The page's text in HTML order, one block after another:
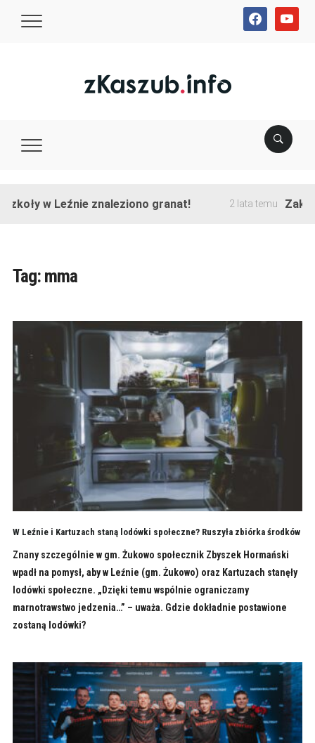
facebookyoutube
w Leźnie znaleziono granat! 2 lata temu
Tag: mma
W Leźnie i Kartuzach staną lodówki społeczne? Ruszyła zbiórka środków
Znany szczególnie w gm. Żukowo społecznik Zbyszek Hormański
wpadł na pomysł, aby w Leźnie (gm. Żukowo) oraz Kartuzach stanęły
lodówki społeczne. „Dzięki temu wspólnie ograniczamy
marnotrawstwo jedzenia…” – uważa. Gdzie dokładnie postawione
zostaną lodówki?